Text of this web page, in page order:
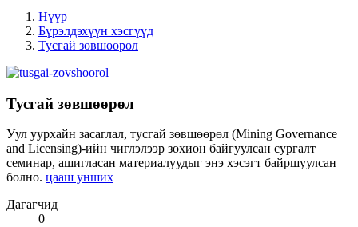
Нүүр
Бүрэлдэхүүн хэсгүүд
Тусгай зөвшөөрөл
Тусгай зөвшөөрөл
Уул уурхайн засаглал, тусгай зөвшөөрөл (Mining Governance
and Licensing)-ийн чиглэлээр зохион байгуулсан сургалт
семинар, ашигласан материалуудыг энэ хэсэгт байршуулсан
болно. цааш унших
Дагагчид
0